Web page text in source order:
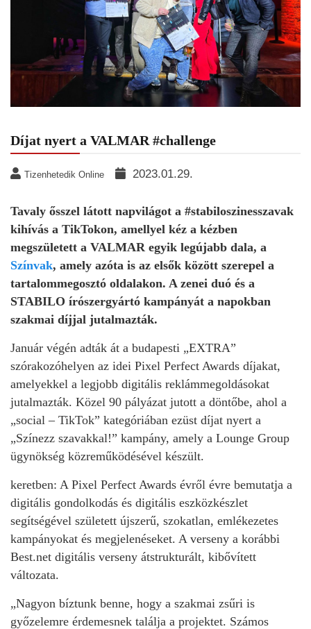
Díjat nyert a VALMAR #challenge
Tizenhetedik Online 2023.01.29.
Tavaly ősszel látott napvilágot a #stabiloszinesszavak
kihívás a TikTokon, amellyel kéz a kézben
megszületett a VALMAR egyik legújabb dala, a
Színvak, amely azóta is az elsők között szerepel a
tartalommegosztó oldalakon. A zenei duó és a
STABILO írószergyártó kampányát a napokban
szakmai díjjal jutalmazták.
Január végén adták át a budapesti „EXTRA”
szórakozóhelyen az idei Pixel Perfect Awards díjakat,
amelyekkel a legjobb digitális reklámmegoldásokat
jutalmazták. Közel 90 pályázat jutott a döntőbe, ahol a
„social – TikTok” kategóriában ezüst díjat nyert a
„Színezz szavakkal!” kampány, amely a Lounge Group
ügynökség közreműködésével készült.
keretben: A Pixel Perfect Awards évről évre bemutatja a
digitális gondolkodás és digitális eszközkészlet
segítségével született újszerű, szokatlan, emlékezetes
kampányokat és megjelenéseket. A verseny a korábbi
Best.net digitális verseny átstrukturált, kibővített
változata.
„Nagyon bíztunk benne, hogy a szakmai zsűri is
győzelemre érdemesnek találja a projektet. Számos